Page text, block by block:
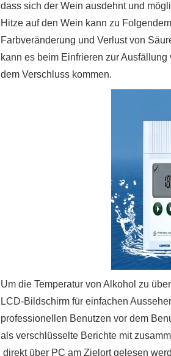
dass sich der Wein ausdehnt und
Hitze auf den Wein kann zu
Farbveränderung und Verlust von
kann es beim Einfrieren zur
dem Verschluss kommen.
Um die Temperatur von Alkohol zu
LCD-Bildschirm für einfachen
professionellen Benutzen vor dem
als verschlüsselte Berichte mit
direkt über PC am Zielort gelesen